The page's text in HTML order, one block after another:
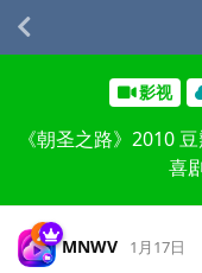
影视
《朝圣之路》2010
喜
MNWV 1月17日